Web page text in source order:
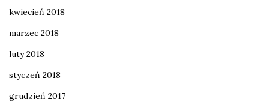
kwiecień 2018
marzec 2018
luty 2018
styczeń 2018
grudzień 2017